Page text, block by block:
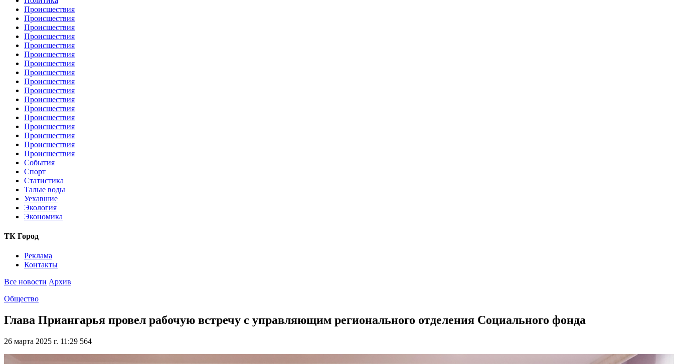
Происшествия
Происшествия
Происшествия
Происшествия
Происшествия
Происшествия
Происшествия
Происшествия
Происшествия
Происшествия
Происшествия
Происшествия
Происшествия
Происшествия
Происшествия
Происшествия
Происшествия
События
Спорт
Статистика
Талые воды
Уехавшие
Экология
Экономика
ТК Город
Реклама
Контакты
Все новости Архив
Общество
Глава Приангарья провел рабочую встречу с управляющим регионального отделения Социального фонда
26 марта 2025 г. 11:29 564